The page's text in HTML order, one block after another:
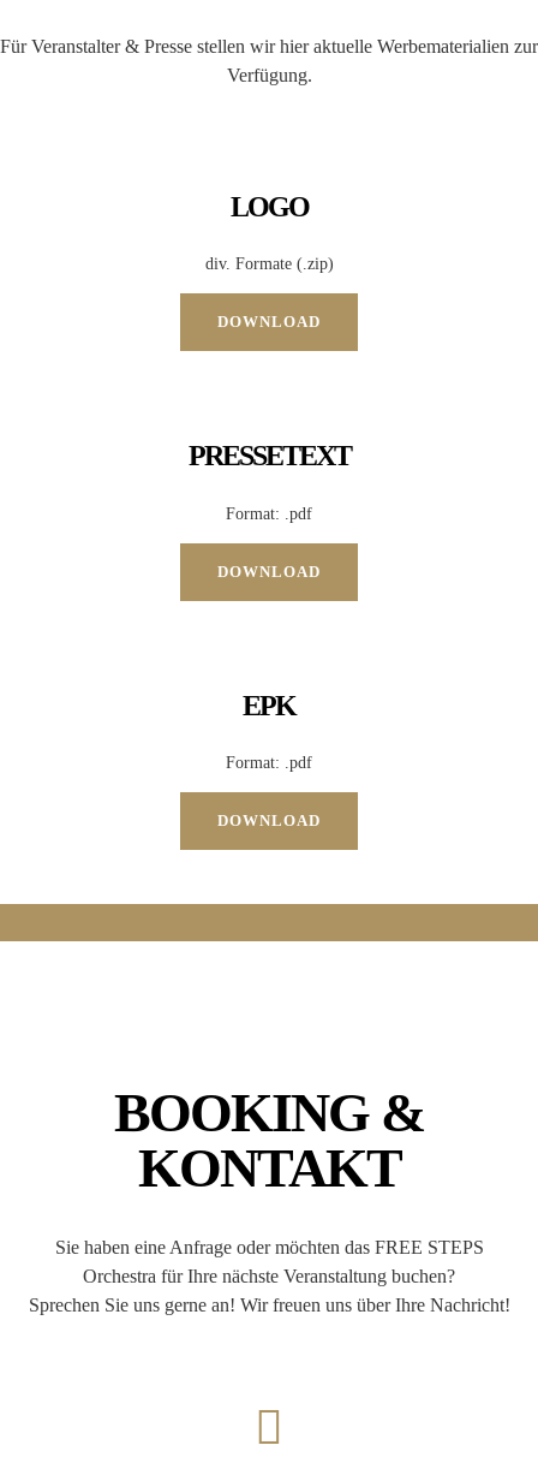
Für Veranstalter & Presse stellen wir hier aktuelle Werbematerialien zur
Verfügung.
LOGO
div. Formate (.zip)
DOWNLOAD
PRESSETEXT
Format: .pdf
DOWNLOAD
EPK
Format: .pdf
DOWNLOAD
BOOKING &
KONTAKT
Sie haben eine Anfrage oder möchten das FREE STEPS
Orchestra für Ihre nächste Veranstaltung buchen?
Sprechen Sie uns gerne an! Wir freuen uns über Ihre Nachricht!